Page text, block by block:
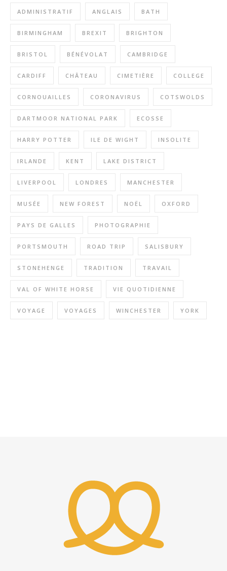
ADMINISTRATIF ANGLAIS BATH
BIRMINGHAM BREXIT BRIGHTON
BRISTOL BÉNÉVOLAT CAMBRIDGE
CARDIFF CHÂTEAU CIMETIÈRE COLLEGE
CORNOUAILLES CORONAVIRUS COTSWOLDS
DARTMOOR NATIONAL PARK ECOSSE
HARRY POTTER ILE DE WIGHT INSOLITE
IRLANDE KENT LAKE DISTRICT
LIVERPOOL LONDRES MANCHESTER
MUSÉE NEW FOREST NOËL OXFORD
PAYS DE GALLES PHOTOGRAPHIE
PORTSMOUTH ROAD TRIP SALISBURY
STONEHENGE TRADITION TRAVAIL
VAL OF WHITE HORSE VIE QUOTIDIENNE
VOYAGE VOYAGES WINCHESTER YORK